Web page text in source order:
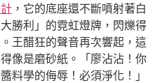
，它的底座還不斷噴射著白
勝利」的霓虹燈牌，閃爍得
王醋狂的聲音再次響起，這
像是磨砂紙。「廖沾沾！你
料學的侮辱！必須淨化！」